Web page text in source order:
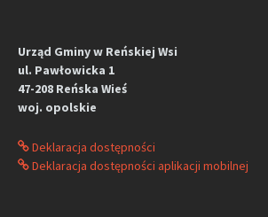
Urząd Gminy w Reńskiej Wsi
ul. Pawłowicka 1
47-208 Reńska Wieś
woj. opolskie
Deklaracja dostępności
Deklaracja dostępności aplikacji mobilnej